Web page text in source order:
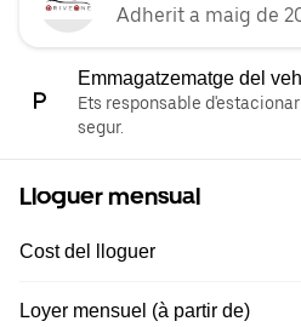
Adherit a maig de
Emmagatzematge del
Ets responsable
segur.
Lloguer mensual
Cost del lloguer
Loyer mensuel (à partir de)